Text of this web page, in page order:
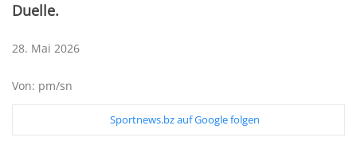
Duelle.
28. Mai 2026
Von: pm/sn
Sportnews.bz auf Google folgen